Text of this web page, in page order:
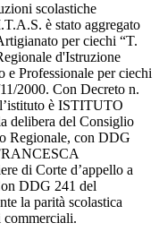
scolastiche
è stato aggregato
per ciechi “T.
d'Istruzione
e Professionale per ciechi
2000. Con Decreto n.
è ISTITUTO
delibera del Consiglio
Regionale, con DDG
di Corte d’appello a
DDG 241 del
la parità scolastica
commerciali.